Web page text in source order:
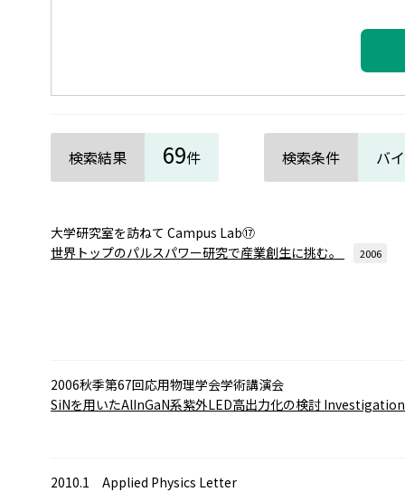
検索結果 69件 検索条件 バ
大学研究室を訪ねて Campus Lab⑰
世界トップのパルスパワー研究で産業創生に挑む。
2006
2006秋季第67回応用物理学会学術講演会
SiNを用いたAlInGaN系紫外LED高出力化の検討
2010.1 Applied Physics Letter